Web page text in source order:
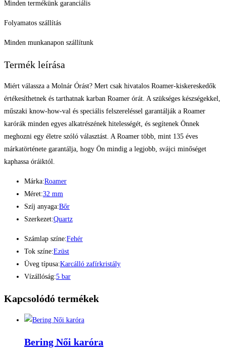
Minden termékünk garanciális
Folyamatos szállítás
Minden munkanapon szállítunk
Termék leírása
Miért válassza a Molnár Órást? Mert csak hivatalos Roamer-kiskereskedők
értékesíthetnek és tarthatnak karban Roamer órát. A szükséges készségekkel,
műszaki know-how-val és speciális felszereléssel garantálják a Roamer
karórák minden egyes alkatrészének hitelességét, és segítenek Önnek
meghozni egy életre szóló választást. A Roamer több, mint 135 éves
márkatörténete garantálja, hogy Ön mindig a legjobb, svájci minőséget
kaphassa óráiktól.
Márka:Roamer
Méret:32 mm
Szíj anyaga:Bőr
Szerkezet:Quartz
Számlap színe:Fehér
Tok színe:Ezüst
Üveg típusa:Karcálló zafírkristály
Vízállóság:5 bar
Kapcsolódó termékek
Bering Női karóra